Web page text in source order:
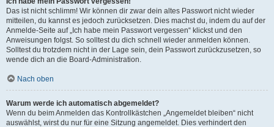
Das ist nicht schlimm! Wir können dir zwar dein altes Passwort nicht wieder
mitteilen, du kannst es jedoch zurücksetzen. Dies machst du, indem du auf der
Anmelde-Seite auf „Ich habe mein Passwort vergessen“ klickst und den
Anweisungen folgst. So solltest du dich schnell wieder anmelden können.
Solltest du trotzdem nicht in der Lage sein, dein Passwort zurückzusetzen, so
wende dich an die Board-Administration.
Nach oben
Warum werde ich automatisch abgemeldet?
Wenn du beim Anmelden das Kontrollkästchen „Angemeldet bleiben“ nicht
auswählst, wirst du nur für eine Sitzung angemeldet. Dies verhindert den